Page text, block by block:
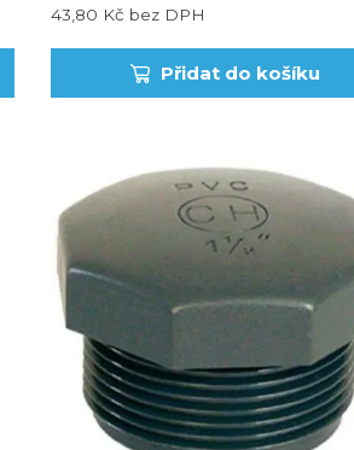
43,80 Kč bez DPH
Přidat do košíku